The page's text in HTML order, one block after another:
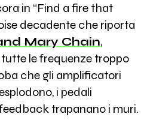
in “Find a fire that
decadente che riporta
Mary Chain,
le frequenze troppo
che gli amplificatori
i pedali
trapanano i muri.